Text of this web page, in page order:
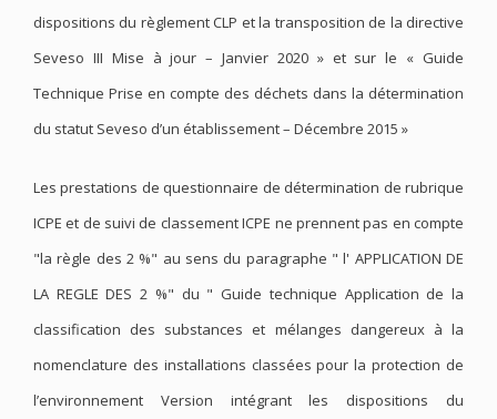
dispositions du règlement CLP et la transposition de la directive
Seveso III Mise à jour – Janvier 2020 » et sur le « Guide
Technique Prise en compte des déchets dans la détermination
du statut Seveso d’un établissement – Décembre 2015 »
Les prestations de questionnaire de détermination de rubrique
ICPE et de suivi de classement ICPE ne prennent pas en compte
"la règle des 2 %" au sens du paragraphe " l' APPLICATION DE
LA REGLE DES 2 %" du " Guide technique Application de la
classification des substances et mélanges dangereux à la
nomenclature des installations classées pour la protection de
l’environnement Version intégrant les dispositions du